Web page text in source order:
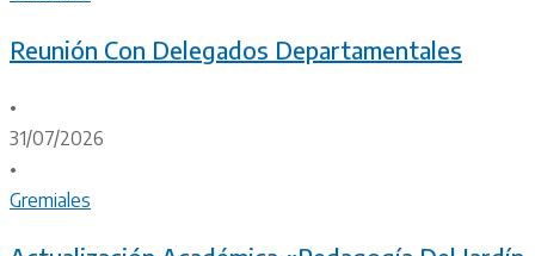
Reunión Con Delegados Departamentales
•
31/07/2026
•
Gremiales